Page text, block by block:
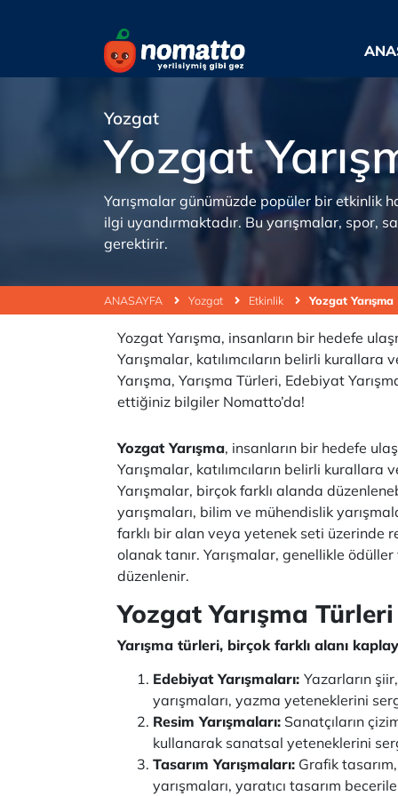
ANASAYFA Yozgat Etkinlik Yozgat Yarışma
Yozgat
Yozgat
Yarışmalar günümüzde popüler bir etkinlik
ilgi uyandırmaktadır. Bu yarışmalar, spor,
gerektirir.
Yozgat Yarışma, insanların bir hedefe
Yarışmalar, katılımcıların belirli
Yarışma, Yarışma Türleri, Edebiyat
ettiğiniz bilgiler Nomatto’da!
Yozgat Yarışma, insanların bir hedefe
Yarışmalar, katılımcıların belirli
Yarışmalar, birçok farklı alanda
yarışmaları, bilim ve mühendislik
farklı bir alan veya yetenek seti üzerinde
olanak tanır. Yarışmalar, genellikle
düzenlenir.
Yozgat Yarışma Türleri
Yarışma türleri, birçok farklı alanı
Edebiyat Yarışmaları: Yazarların
yarışmaları, yazma yeteneklerini
Resim Yarışmaları: Sanatçıların
kullanarak sanatsal yeteneklerini
Tasarım Yarışmaları: Grafik
yarışmaları, yaratıcı tasarım